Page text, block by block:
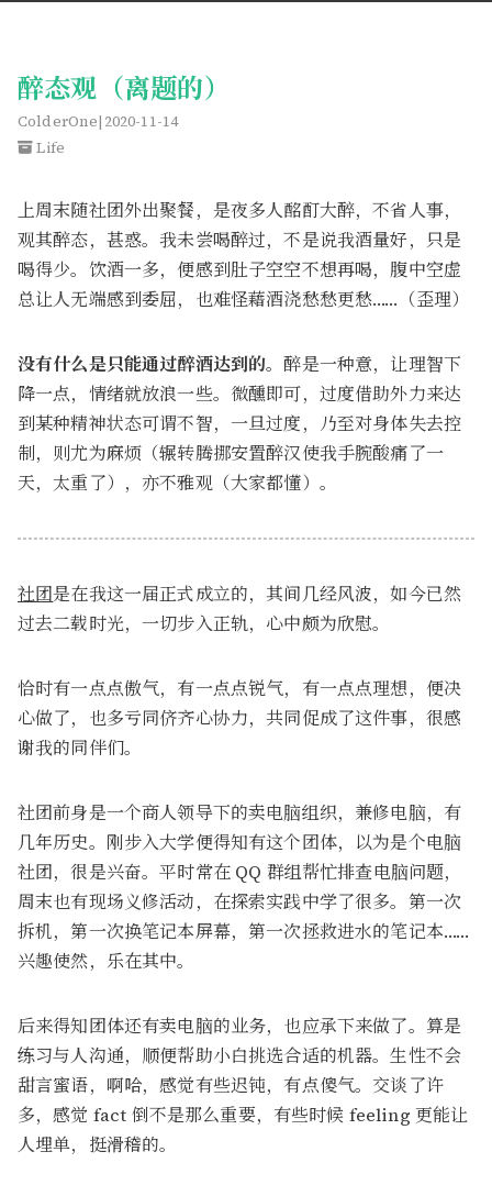
醉态观（离题的）
ColderOne 2020-11-14
Life
上周末随社团外出聚餐，是夜多人酩酊大醉，不省人事，
观其醉态，甚惑。我未尝喝醉过，不是说我酒量好，只是
喝得少。饮酒一多，便感到肚子空空不想再喝，腹中空虚
总让人无端感到委屈，也难怪藉酒浇愁愁更愁……（歪理）
没有什么是只能通过醉酒达到的。醉是一种意，让理智下
降一点，情绪就放浪一些。微醺即可，过度借助外力来达
到某种精神状态可谓不智，一旦过度，乃至对身体失去控
制，则尤为麻烦（辗转腾挪安置醉汉使我手腕酸痛了一
天，太重了），亦不雅观（大家都懂）。
社团是在我这一届正式成立的，其间几经风波，如今已然
过去二载时光，一切步入正轨，心中颇为欣慰。
恰时有一点点傲气，有一点点锐气，有一点点理想，便决
心做了，也多亏同侪齐心协力，共同促成了这件事，很感
谢我的同伴们。
社团前身是一个商人领导下的卖电脑组织，兼修电脑，有
几年历史。刚步入大学便得知有这个团体，以为是个电脑
社团，很是兴奋。平时常在 QQ 群组帮忙排查电脑问题，
周末也有现场义修活动，在探索实践中学了很多。第一次
拆机，第一次换笔记本屏幕，第一次拯救进水的笔记本……
兴趣使然，乐在其中。
后来得知团体还有卖电脑的业务，也应承下来做了。算是
练习与人沟通，顺便帮助小白挑选合适的机器。生性不会
甜言蜜语，啊哈，感觉有些迟钝，有点傻气。交谈了许
多，感觉 fact 倒不是那么重要，有些时候 feeling 更能让
人埋单，挺滑稽的。